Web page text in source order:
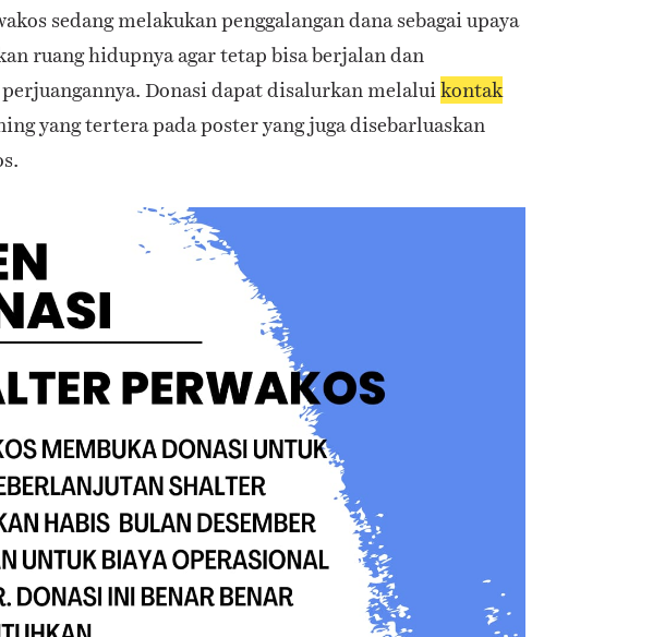
sedang melakukan penggalangan dana sebagai upaya
ruang hidupnya agar tetap bisa berjalan dan
Donasi dapat disalurkan melaluikontak
yang tertera pada poster yang juga disebarluaskan